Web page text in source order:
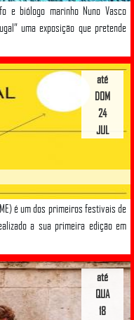
e biólogo marinho Nuno Vasco
uma exposição que pretende
é um dos primeiros festivais de
a sua primeira edição em
até
DOM
24
JUL
até
QUA
18